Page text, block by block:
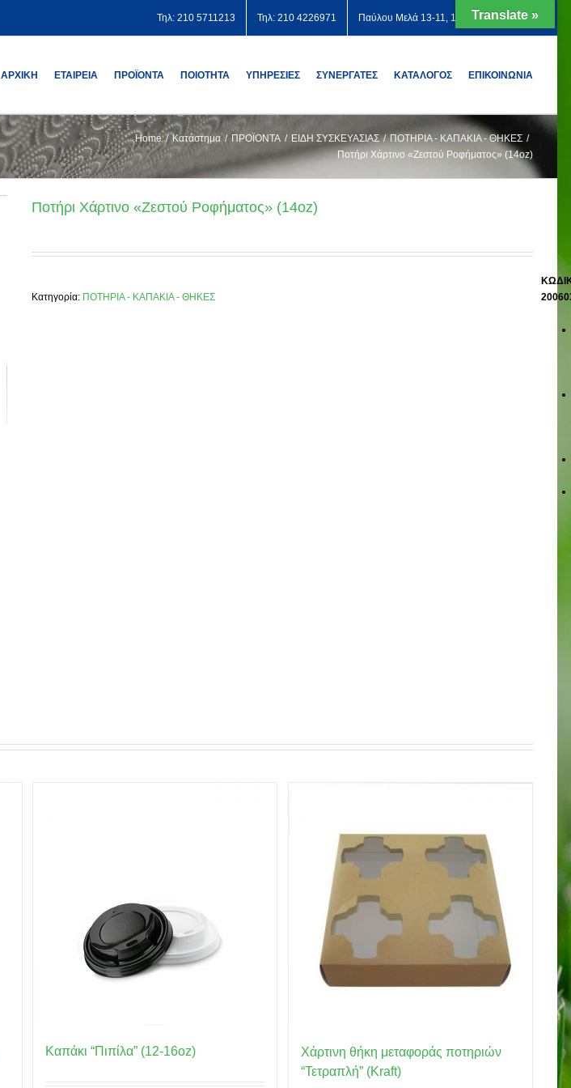
Τηλ: 210 5711213 Τηλ: 210 4226971 Παύλου Μελά 13-11, 12131 Περιστέρι
ΑΡΧΙΚΗ ΕΤΑΙΡΕΙΑ ΠΡΟΪΟΝΤΑ ΠΟΙΟΤΗΤΑ ΥΠΗΡΕΣΙΕΣ ΣΥΝΕΡΓΑΤΕΣ ΚΑΤΑΛΟΓΟΣ ΕΠΙΚΟΙΝΩΝΙΑ
Home / Κατάστημα / ΠΡΟΪΟΝΤΑ / ΕΙΔΗ ΣΥΣΚΕΥΑΣΙΑΣ / ΠΟΤΗΡΙΑ - ΚΑΠΑΚΙΑ - ΘΗΚΕΣ /
Ποτήρι Χάρτινο «Ζεστού Ροφήματος» (14oz)
Ποτήρι Χάρτινο «Ζεστού Ροφήματος» (14oz)
Κατηγορία: ΠΟΤΗΡΙΑ - ΚΑΠΑΚΙΑ - ΘΗΚΕΣ
Καπάκι “Πιπίλα” (12-16oz)
Χάρτινη θήκη μεταφοράς ποτηριών
“Τετραπλή” (Kraft)
Translate »